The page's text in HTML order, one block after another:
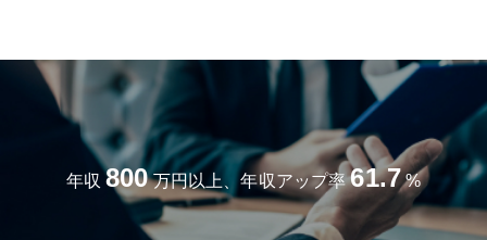
年収 800 万円以上、年収アップ率 61.7 %